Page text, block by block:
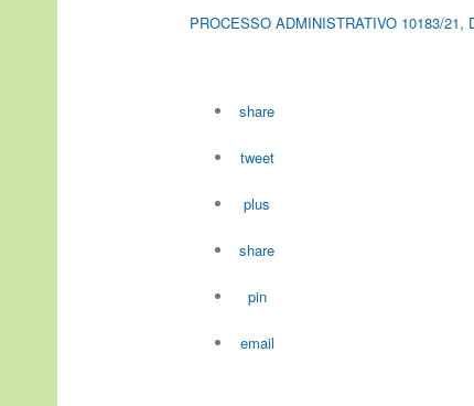
PROCESSO ADMINISTRATIVO 10183/
share
tweet
plus
share
pin
email